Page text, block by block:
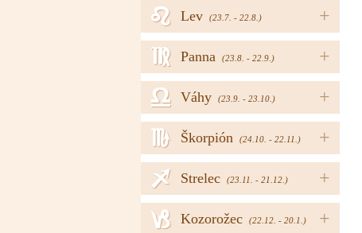
+
Lev (23.7. - 22.8.)
e
+
Panna (23.8. - 22.9.)
f
+
Váhy (23.9. - 23.10.)
g
+
Škorpión (24.10. - 22.11.)
h
+
Strelec (23.11. - 21.12.)
i
+
Kozorožec (22.12. - 20.1.)
j